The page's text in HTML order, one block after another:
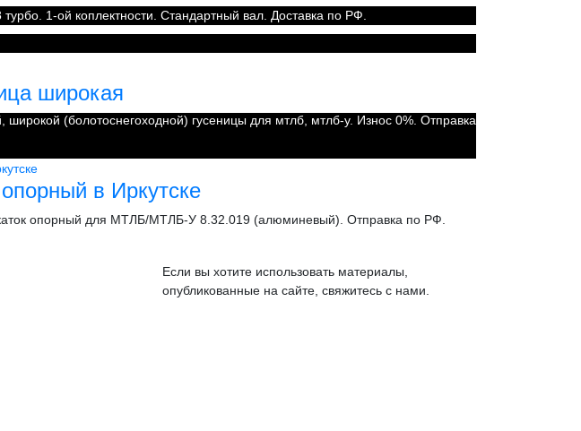
1-ой коплектности. Стандартный вал. Доставка по РФ.
широкая
(болотоснегоходной) гусеницы для мтлб, мтлб-у. Износ 0%. Отправка
в Иркутске
опорный для МТЛБ/МТЛБ-У 8.32.019 (алюминевый). Отправка по РФ.
Если вы хотите использовать материалы,
опубликованные на сайте, свяжитесь с нами.